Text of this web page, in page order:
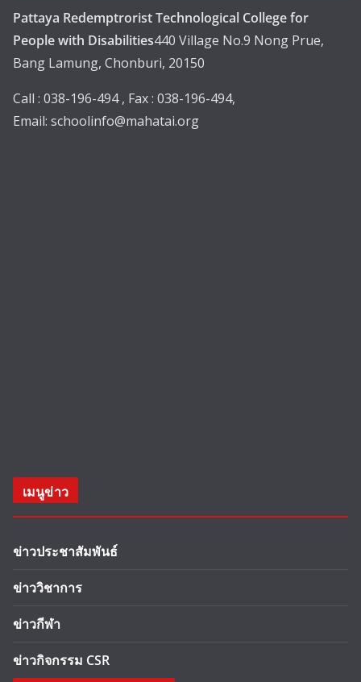
Pattaya Redemptrorist Technological College for
People with Disabilities440 Village No.9 Nong Prue,
Bang Lamung, Chonburi, 20150
Call : 038-196-494 , Fax : 038-196-494,
Email: schoolinfo@mahatai.org
เมนูข่าว
ข่าวประชาสัมพันธ์
ข่าววิชาการ
ข่าวกีฬา
ข่าวกิจกรรม CSR